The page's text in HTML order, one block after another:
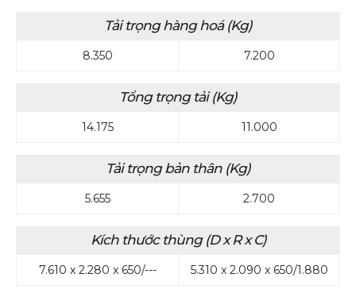
Tải trọng hàng hoá (Kg)
8.350 7.200
Tổng trọng tải (Kg)
14.175 11.000
Tải trọng bản thân (Kg)
5.655 2.700
Kích thước thùng (D x R x C)
7.610 x 2.280 x 650/--- 5.310 x 2.090 x 650/1.880